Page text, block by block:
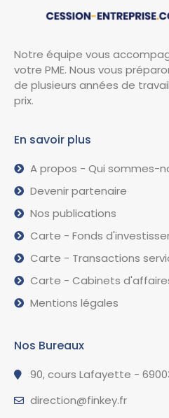
Notre équipe vous
votre PME. Nous vous
de plusieurs années de
prix.
En savoir plus
A propos - Qui sommes-
Devenir partenaire
Nos publications
Carte - Fonds
Carte - Transactions
Carte - Cabinets
Mentions légales
Nos Bureaux
90, cours Lafayette -
direction@finkey.fr